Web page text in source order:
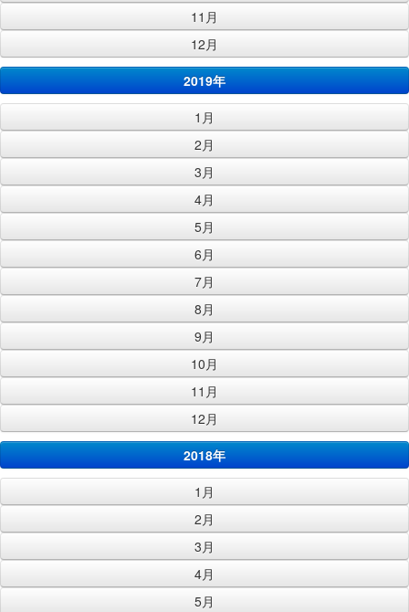
11月
12月
2019年
1月
2月
3月
4月
5月
6月
7月
8月
9月
10月
11月
12月
2018年
1月
2月
3月
4月
5月